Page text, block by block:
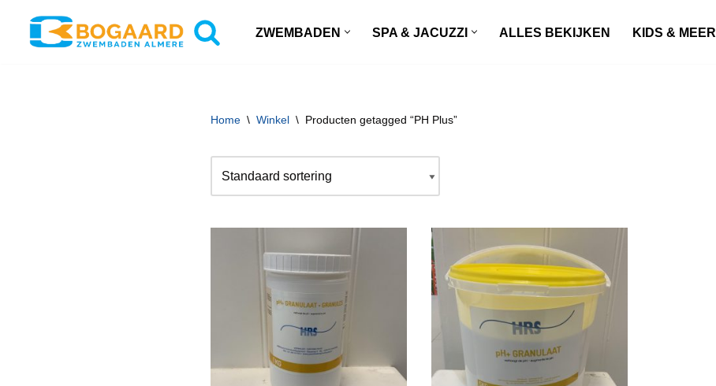
ZWEMBADEN SPA & JACUZZI ALLES BEKIJKEN KIDS & MEER
Home \ Winkel \ Producten getagged “PH Plus”